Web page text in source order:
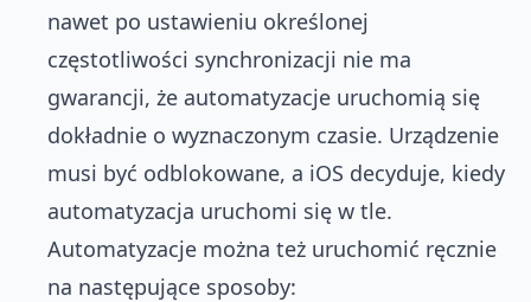
nawet po ustawieniu określonej
częstotliwości synchronizacji nie ma
gwarancji, że automatyzacje uruchomią się
dokładnie o wyznaczonym czasie. Urządzenie
musi być odblokowane, a iOS decyduje, kiedy
automatyzacja uruchomi się w tle.
Automatyzacje można też uruchomić ręcznie
na następujące sposoby: